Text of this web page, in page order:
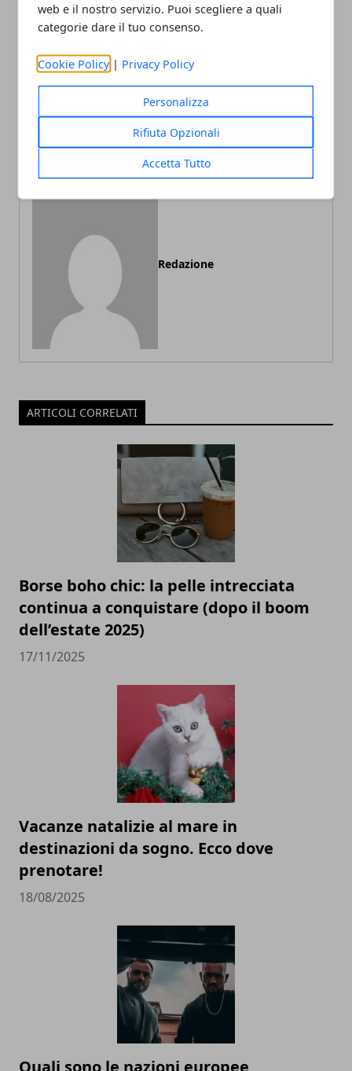
web e il nostro servizio. Puoi scegliere a quali
categorie dare il tuo consenso.
Cookie Policy | Privacy Policy
Personalizza
Rifiuta Opzionali
Accetta Tutto
Facebook
TwitterWhatsapp
Come superare i test
d'ingresso all'università
Come curare il disturbo del
Redazione
ARTICOLI CORRELATI
Borse boho chic: la pelle intrecciata
continua a conquistare (dopo il boom
dell’estate 2025)
17/11/2025
Vacanze natalizie al mare in
destinazioni da sogno. Ecco dove
prenotare!
18/08/2025
Quali sono le nazioni europee